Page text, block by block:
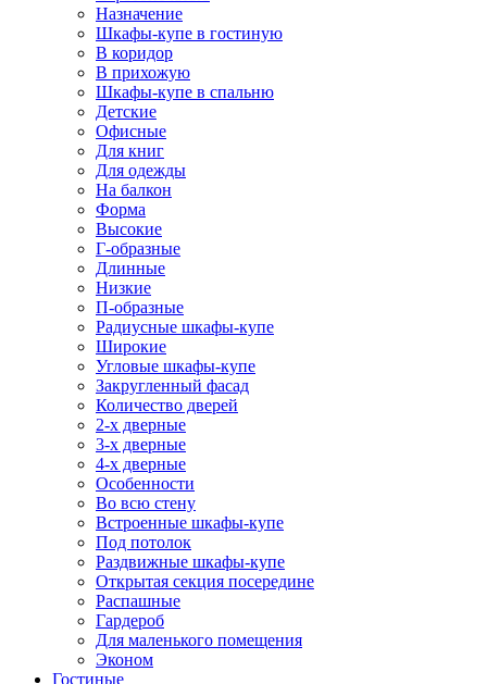
Назначение
Шкафы-купе в гостиную
В коридор
В прихожую
Шкафы-купе в спальню
Детские
Офисные
Для книг
Для одежды
На балкон
Форма
Высокие
Г-образные
Длинные
Низкие
П-образные
Радиусные шкафы-купе
Широкие
Угловые шкафы-купе
Закругленный фасад
Количество дверей
2-х дверные
3-х дверные
4-х дверные
Особенности
Во всю стену
Встроенные шкафы-купе
Под потолок
Раздвижные шкафы-купе
Открытая секция посередине
Распашные
Гардероб
Для маленького помещения
Эконом
Гостиные